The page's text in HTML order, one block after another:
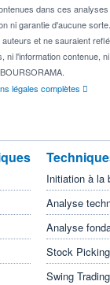
dans ces
ni garantie d'aucune
et ne sauraient
ni l'information contenue,
légales complètes
Initiation à la
Analyse
Analyse
Stock Picking
Swing Trading